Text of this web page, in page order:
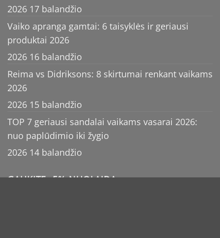
2026 17 balandžio
Vaiko apranga gamtai: 6 taisyklės ir geriausi
produktai 2026
2026 16 balandžio
Reima vs Didriksons: 8 skirtumai renkant vaikams
2026
2026 15 balandžio
TOP 7 geriausi sandalai vaikams vasarai 2026:
nuo paplūdimio iki žygio
2026 14 balandžio
GAUKITE -5% NUOLAIDĄ